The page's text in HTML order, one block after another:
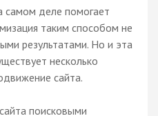
самом деле помогает
таким способом не
результатами. Но и эта
несколько
сайта.
поисковыми